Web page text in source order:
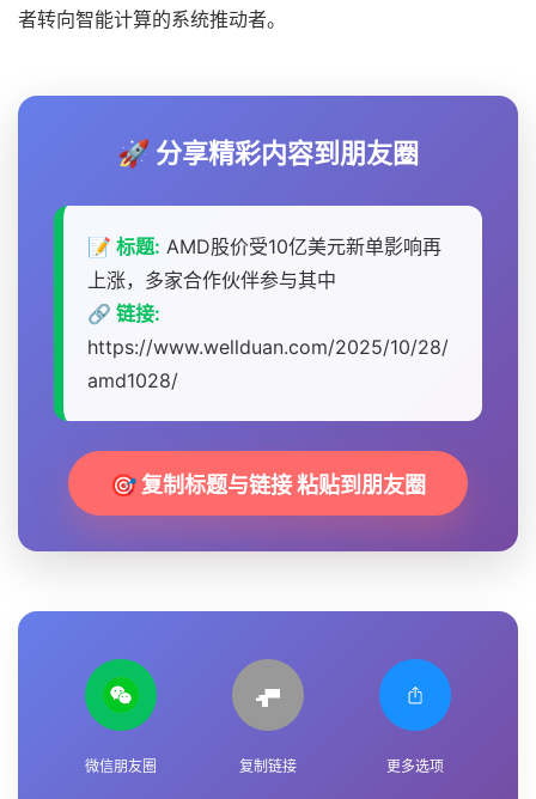
者转向智能计算的系统推动者。
🚀 分享精彩内容到朋友圈
📝 标题: AMD股价受10亿美元新单影响再
上涨，多家合作伙伴参与其中
🔗 链接:
https://www.wellduan.com/2025/10/28/
amd1028/
🎯 复制标题与链接 粘贴到朋友圈
微信朋友圈 复制链接 更多选项